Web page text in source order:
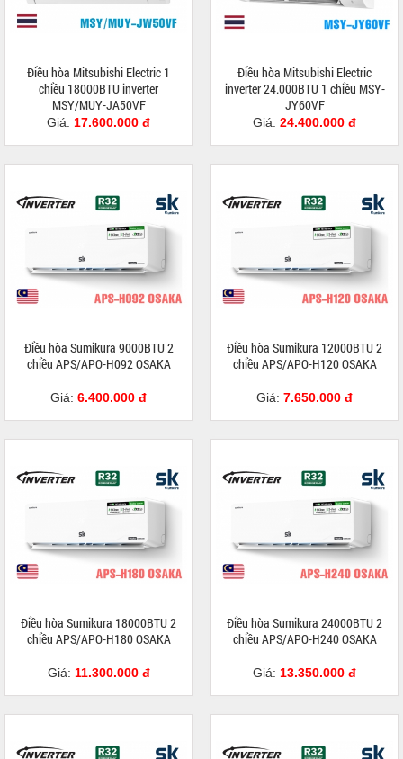
Điều hòa Mitsubishi Electric 1
chiều 18000BTU inverter
MSY/MUY-JA50VF
Giá: 17.600.000 đ
Điều hòa Mitsubishi Electric
inverter 24.000BTU 1 chiều MSY-
JY60VF
Giá: 24.400.000 đ
Điều hòa Sumikura 9000BTU 2
chiều APS/APO-H092 OSAKA
Giá: 6.400.000 đ
Điều hòa Sumikura 12000BTU 2
chiều APS/APO-H120 OSAKA
Giá: 7.650.000 đ
Điều hòa Sumikura 18000BTU 2
chiều APS/APO-H180 OSAKA
Giá: 11.300.000 đ
Điều hòa Sumikura 24000BTU 2
chiều APS/APO-H240 OSAKA
Giá: 13.350.000 đ